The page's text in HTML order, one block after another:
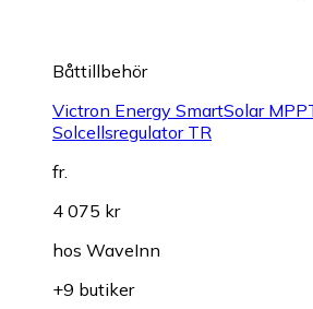
Båttillbehör
Victron Energy SmartSolar
Solcellsregulator TR
fr.
4 075 kr
hos WaveInn
+9 butiker